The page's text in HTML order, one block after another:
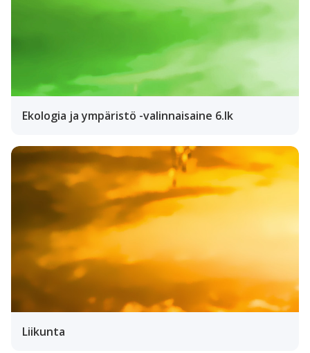
Ekologia ja ympäristö -valinnaisaine 6.lk
Liikunta